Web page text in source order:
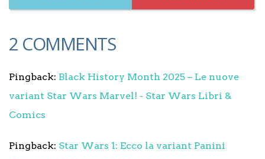
2 COMMENTS
Pingback: Black History Month 2025 – Le nuove
variant Star Wars Marvel! - Star Wars Libri &
Comics
Pingback: Star Wars 1: Ecco la variant Panini